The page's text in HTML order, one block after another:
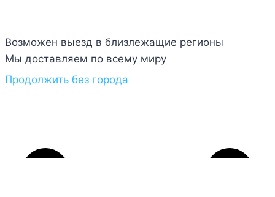
Возможен выезд в близлежащие регионы
Мы доставляем по всему миру
Продолжить без города